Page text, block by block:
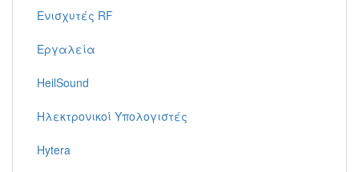
Ενισχυτές RF
Εργαλεία
HeilSound
Ηλεκτρονικοί Υπολογιστές
Hytera